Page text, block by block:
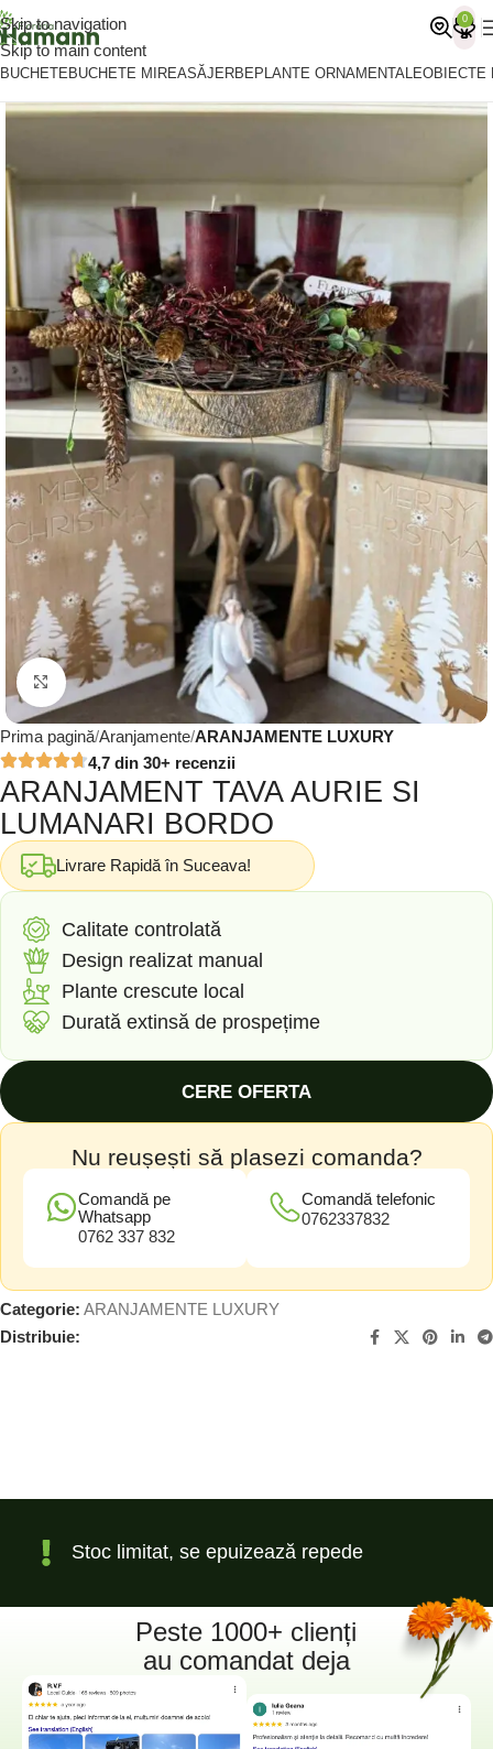
Skip to navigation
Skip to main content
0
BUCHETE BUCHETE MIREASĂJERBE PLANTE ORNAMENTALEOBIECTE
Click to enlarge
Prima pagină Aranjamente ARANJAMENTE LUXURY
4,7 din 30+ recenzii
ARANJAMENT TAVA AURIE SI
LUMANARI BORDO
Livrare Rapidă în Suceava!
Calitate controlată
Design realizat manual
Plante crescute local
Durată extinsă de prospețime
CERE OFERTA
Nu reușești să plasezi comanda?
Comandă pe
Whatsapp
0762 337 832
Comandă telefonic
0762337832
Categorie: ARANJAMENTE LUXURY
Distribuie:
Stoc limitat, se epuizează repede
Peste 1000+ clienți
au comandat deja